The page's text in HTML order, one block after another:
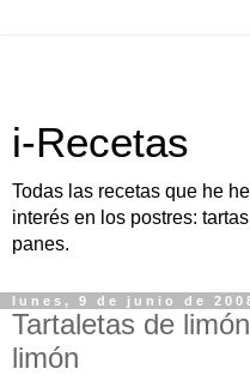
i-Recetas
Todas las recetas que he
interés en los postres:
panes.
lunes, 9 de junio de
Tartaletas de
limón